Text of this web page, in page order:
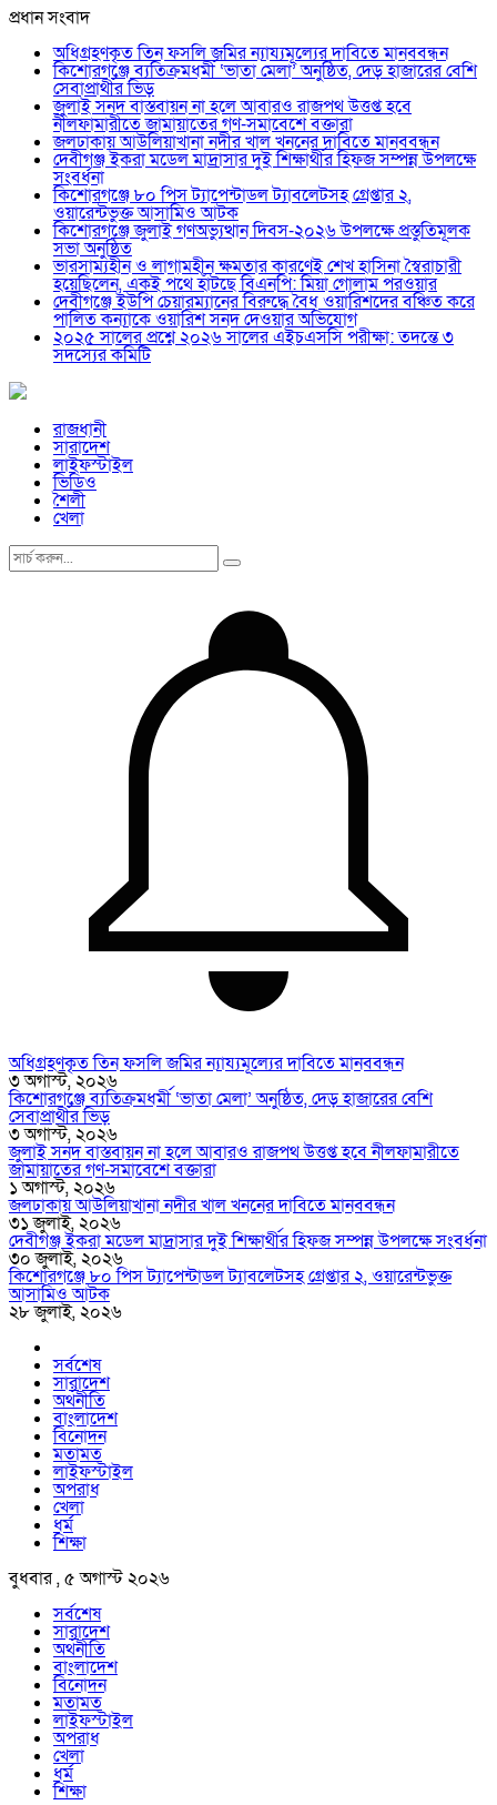
প্রধান সংবাদ
অধিগ্রহণকৃত তিন ফসলি জমির ন্যায্যমূল্যের দাবিতে মানববন্ধন
কিশোরগঞ্জে ব্যতিক্রমধর্মী ‘ভাতা মেলা’ অনুষ্ঠিত, দেড় হাজারের বেশি
সেবাপ্রার্থীর ভিড়
জুলাই সনদ বাস্তবায়ন না হলে আবারও রাজপথ উত্তপ্ত হবে
নীলফামারীতে জামায়াতের গণ-সমাবেশে বক্তারা
জলঢাকায় আউলিয়াখানা নদীর খাল খননের দাবিতে মানববন্ধন
দেবীগঞ্জ ইকরা মডেল মাদ্রাসার দুই শিক্ষার্থীর হিফজ সম্পন্ন উপলক্ষে
সংবর্ধনা
কিশোরগঞ্জে ৮০ পিস ট্যাপেন্টাডল ট্যাবলেটসহ গ্রেপ্তার ২,
ওয়ারেন্টভুক্ত আসামিও আটক
কিশোরগঞ্জে জুলাই গণঅভ্যুত্থান দিবস-২০২৬ উপলক্ষে প্রস্তুতিমূলক
সভা অনুষ্ঠিত
ভারসাম্যহীন ও লাগামহীন ক্ষমতার কারণেই শেখ হাসিনা স্বৈরাচারী
হয়েছিলেন, একই পথে হাঁটছে বিএনপি: মিয়া গোলাম পরওয়ার
দেবীগঞ্জে ইউপি চেয়ারম্যানের বিরুদ্ধে বৈধ ওয়ারিশদের বঞ্চিত করে
পালিত কন্যাকে ওয়ারিশ সনদ দেওয়ার অভিযোগ
২০২৫ সালের প্রশ্নে ২০২৬ সালের এইচএসসি পরীক্ষা: তদন্তে ৩
সদস্যের কমিটি
রাজধানী
সারাদেশ
লাইফস্টাইল
ভিডিও
শৈলী
খেলা
অধিগ্রহণকৃত তিন ফসলি জমির ন্যায্যমূল্যের দাবিতে মানববন্ধন
৩ অগাস্ট, ২০২৬
কিশোরগঞ্জে ব্যতিক্রমধর্মী ‘ভাতা মেলা’ অনুষ্ঠিত, দেড় হাজারের বেশি
সেবাপ্রার্থীর ভিড়
৩ অগাস্ট, ২০২৬
জুলাই সনদ বাস্তবায়ন না হলে আবারও রাজপথ উত্তপ্ত হবে নীলফামারীতে
জামায়াতের গণ-সমাবেশে বক্তারা
১ অগাস্ট, ২০২৬
জলঢাকায় আউলিয়াখানা নদীর খাল খননের দাবিতে মানববন্ধন
৩১ জুলাই, ২০২৬
দেবীগঞ্জ ইকরা মডেল মাদ্রাসার দুই শিক্ষার্থীর হিফজ সম্পন্ন উপলক্ষে সংবর্ধনা
৩০ জুলাই, ২০২৬
কিশোরগঞ্জে ৮০ পিস ট্যাপেন্টাডল ট্যাবলেটসহ গ্রেপ্তার ২, ওয়ারেন্টভুক্ত
আসামিও আটক
২৮ জুলাই, ২০২৬
সর্বশেষ
সারাদেশ
অর্থনীতি
বাংলাদেশ
বিনোদন
মতামত
লাইফস্টাইল
অপরাধ
খেলা
ধর্ম
শিক্ষা
বুধবার , ৫ অগাস্ট ২০২৬
সর্বশেষ
সারাদেশ
অর্থনীতি
বাংলাদেশ
বিনোদন
মতামত
লাইফস্টাইল
অপরাধ
খেলা
ধর্ম
শিক্ষা